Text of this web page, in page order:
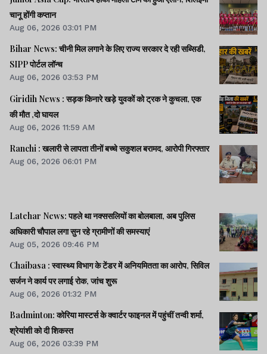
चानू होंगी कप्तान
Aug 06, 2026 03:01 PM
Bihar News: चीनी मिल लगाने के लिए राज्य सरकार दे रही सब्सिडी,
SIPP पोर्टल लॉन्च
Aug 06, 2026 03:53 PM
Giridih News : सड़क किनारे खड़े युवकों को ट्रक ने कुचला, एक
की मौत ,दो घायल
Aug 06, 2026 11:59 AM
Ranchi : खलारी से लापता तीनों बच्चे सकुशल बरामद, आरोपी गिरफ्तार
Aug 06, 2026 06:01 PM
Latehar News: पहले था नक्ससलियों का बोलबाला, अब पुलिस
अधिकारी चौपाल लगा सुन रहे ग्रामीणों की समस्याएं
Aug 05, 2026 09:46 PM
Chaibasa : स्वास्थ्य विभाग के टेंडर में अनियमितता का आरोप, सिविल
सर्जन ने कार्य पर लगाई रोक, जांच शुरू
Aug 06, 2026 01:32 PM
Badminton: कोरिया मास्टर्स के क्वार्टर फाइनल में पहुंचीं तन्वी शर्मा,
श्रेयांशी को दी शिकस्त
Aug 06, 2026 03:39 PM